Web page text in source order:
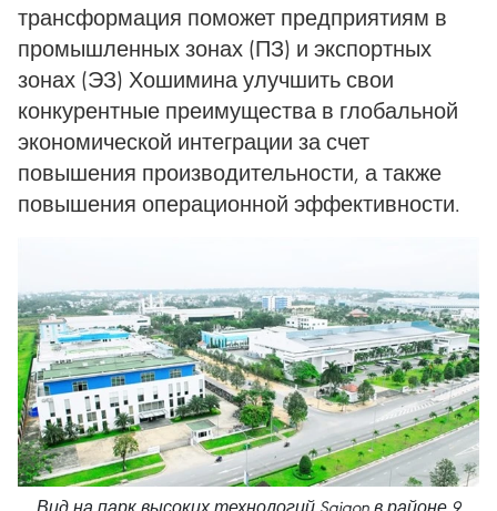
трансформация поможет предприятиям в
промышленных зонах (ПЗ) и экспортных
зонах (ЭЗ) Хошимина улучшить свои
конкурентные преимущества в глобальной
экономической интеграции за счет
повышения производительности, а также
повышения операционной эффективности.